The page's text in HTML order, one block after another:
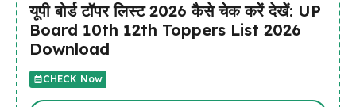
यूपी बोर्ड टॉपर लिस्ट 2026 कैसे चेक करें देखें: UP
Board 10th 12th Toppers List 2026
Download
CHECK Now